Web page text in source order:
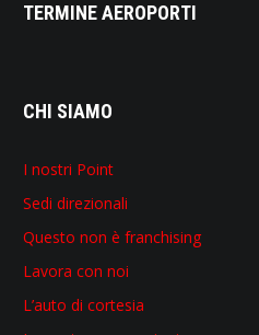
TERMINE AEROPORTI
CHI SIAMO
I nostri Point
Sedi direzionali
Questo non è franchising
Lavora con noi
L’auto di cortesia